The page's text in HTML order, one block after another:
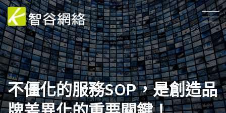
不僵化的服務SOP，是創造品